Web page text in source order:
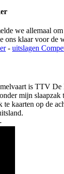
we allemaal
ons klaar voor
- uitslagen
is TTV
mijn slaapzak
kaarten op de